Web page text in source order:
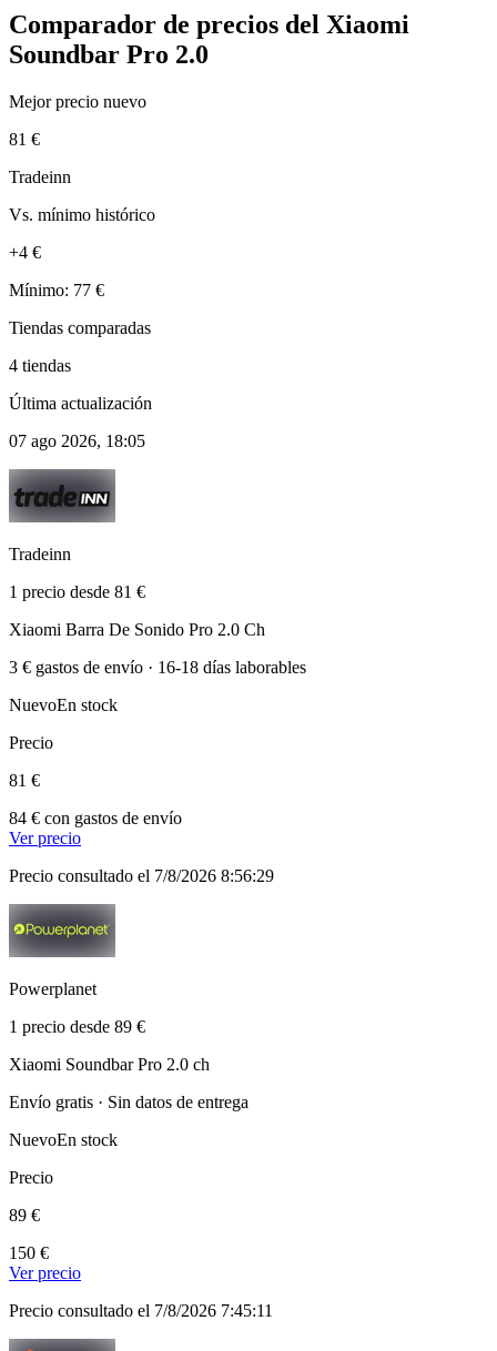
Comparador de precios del Xiaomi
Soundbar Pro 2.0
Mejor precio nuevo
81 €
Tradeinn
Vs. mínimo histórico
+4 €
Mínimo: 77 €
Tiendas comparadas
4 tiendas
Última actualización
07 ago 2026, 18:05
Tradeinn
1 precio desde 81 €
Xiaomi Barra De Sonido Pro 2.0 Ch
3 € gastos de envío · 16-18 días laborables
NuevoEn stock
Precio
81 €
84 € con gastos de envío
Ver precio
Precio consultado el 7/8/2026 8:56:29
Powerplanet
1 precio desde 89 €
Xiaomi Soundbar Pro 2.0 ch
Envío gratis · Sin datos de entrega
NuevoEn stock
Precio
89 €
150 €
Ver precio
Precio consultado el 7/8/2026 7:45:11